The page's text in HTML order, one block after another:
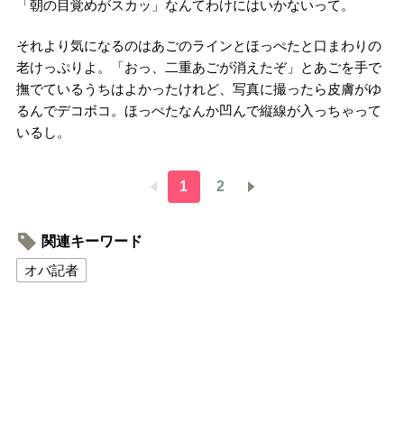
「朝の目覚めがスカッ」なんてわけにはいかないって。
それより気になるのはあごのラインとほっぺたと口まわりの
老けっぷりよ。「おっ、二重あごが消えたぞ」とあごを手で
撫でているうちはよかったけれど、写真に撮ったら皮膚がゆ
るんでデコボコ。ほっぺたなんか凹んで縦線が入っちゃって
いるし。
1 2
関連キーワード
オバ記者